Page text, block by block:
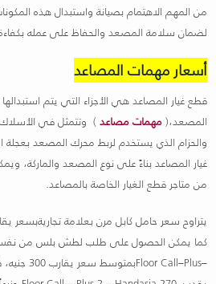
من المهم الاهتمام بصيانة واستبدال هذه المكونات
لضمان سلامة المصعد والحفاظ على عمله بكفاءة
أسعار مهمات المصاعد
قطع غيار المصاعد هي الأجزاء التي يتم
المصعد،(مهمات مصاعد ) وتتمثل في الأسلاك
والحزام الذي يستخدم لربط محرك المصعد بعجلة
غيار المصاعد بناءً على نوع المصعد والماركة،
من متاجر قطع الغيار الخاصة بالمصاعد.
يتراوح سعر حامل كابل مرن بعلامة تجارية
كما يمكن الحصول على طلب لطش بلس من نفس
بمتوسط سعر يقارب 300 جنيه، في حين يبلغ سعر ًFloor Call–Plus–